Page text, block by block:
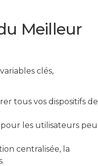
Meilleur
clés,
tous vos dispositifs de
les utilisateurs peu
centralisée, la